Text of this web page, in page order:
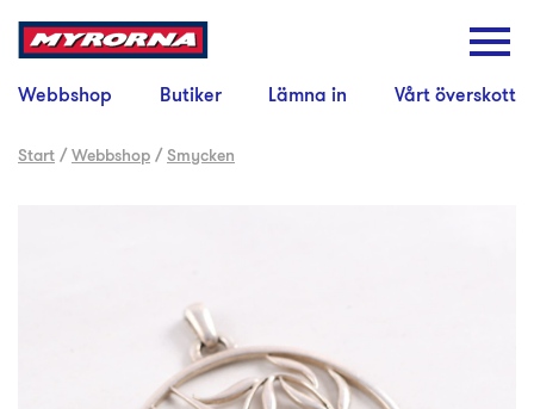
Webbshop Butiker Lämna in Vårt överskott
Start /Webbshop /Smycken